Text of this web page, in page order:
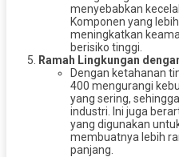
menyebabkan
Komponen yang
meningkatkan
berisiko tinggi.
Ramah Lingkungan
Dengan ketahanan
400 mengurangi
yang sering,
industri. Ini juga
yang digunakan
membuatnya lebih
panjang.